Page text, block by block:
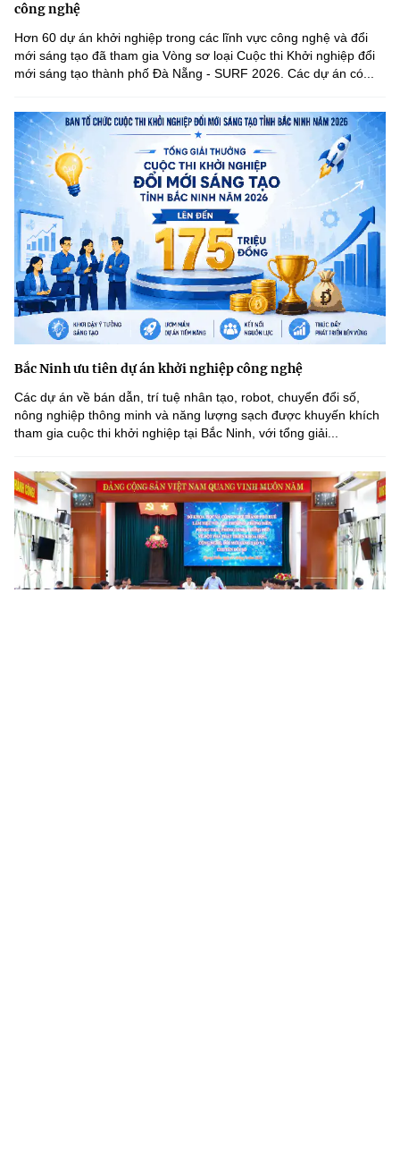
công nghệ
Hơn 60 dự án khởi nghiệp trong các lĩnh vực công nghệ và đổi
mới sáng tạo đã tham gia Vòng sơ loại Cuộc thi Khởi nghiệp đổi
mới sáng tạo thành phố Đà Nẵng - SURF 2026. Các dự án có...
Bắc Ninh ưu tiên dự án khởi nghiệp công nghệ
Các dự án về bán dẫn, trí tuệ nhân tạo, robot, chuyển đổi số,
nông nghiệp thông minh và năng lượng sạch được khuyến khích
tham gia cuộc thi khởi nghiệp tại Bắc Ninh, với tổng giải...